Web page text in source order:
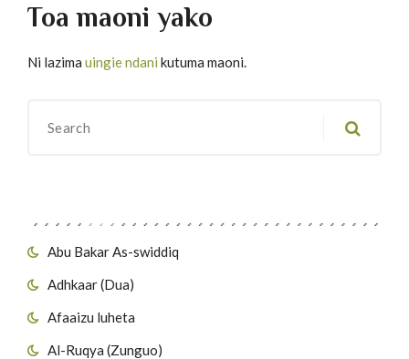
Abu Bakar As-swiddiq
Adhkaar (Dua)
Afaaizu luheta
Al-Ruqya (Zunguo)
Toa maoni yako
Ni lazima uingie ndani kutuma maoni.